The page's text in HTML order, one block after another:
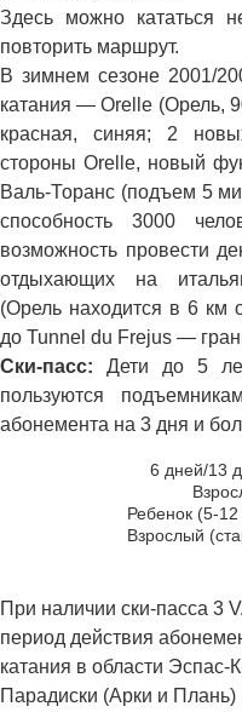
Здесь можно кататься
повторить маршрут.
В зимнем сезоне 2001/
катания — Orelle (Орель,
красная, синяя; 2
стороны Orelle, новый
Валь-Торанс (подъем 5
способность 3000
возможность провести
отдыхающих на
(Орель находится в 6 км
до Tunnel du Frejus —
Ски-пасс:Дети до 5
пользуются
абонемента на 3 дня и
6 дней/13
Ребенок (5-12
Взрослый
При наличии ски-пасса 3
период действия
катания в области
Парадиски (Арки и